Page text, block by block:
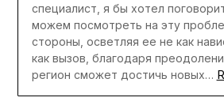
специалист, я бы хотел
можем посмотреть на эту
стороны, осветляя ее не как
как вызов, благодаря
регион сможет достичь новых…